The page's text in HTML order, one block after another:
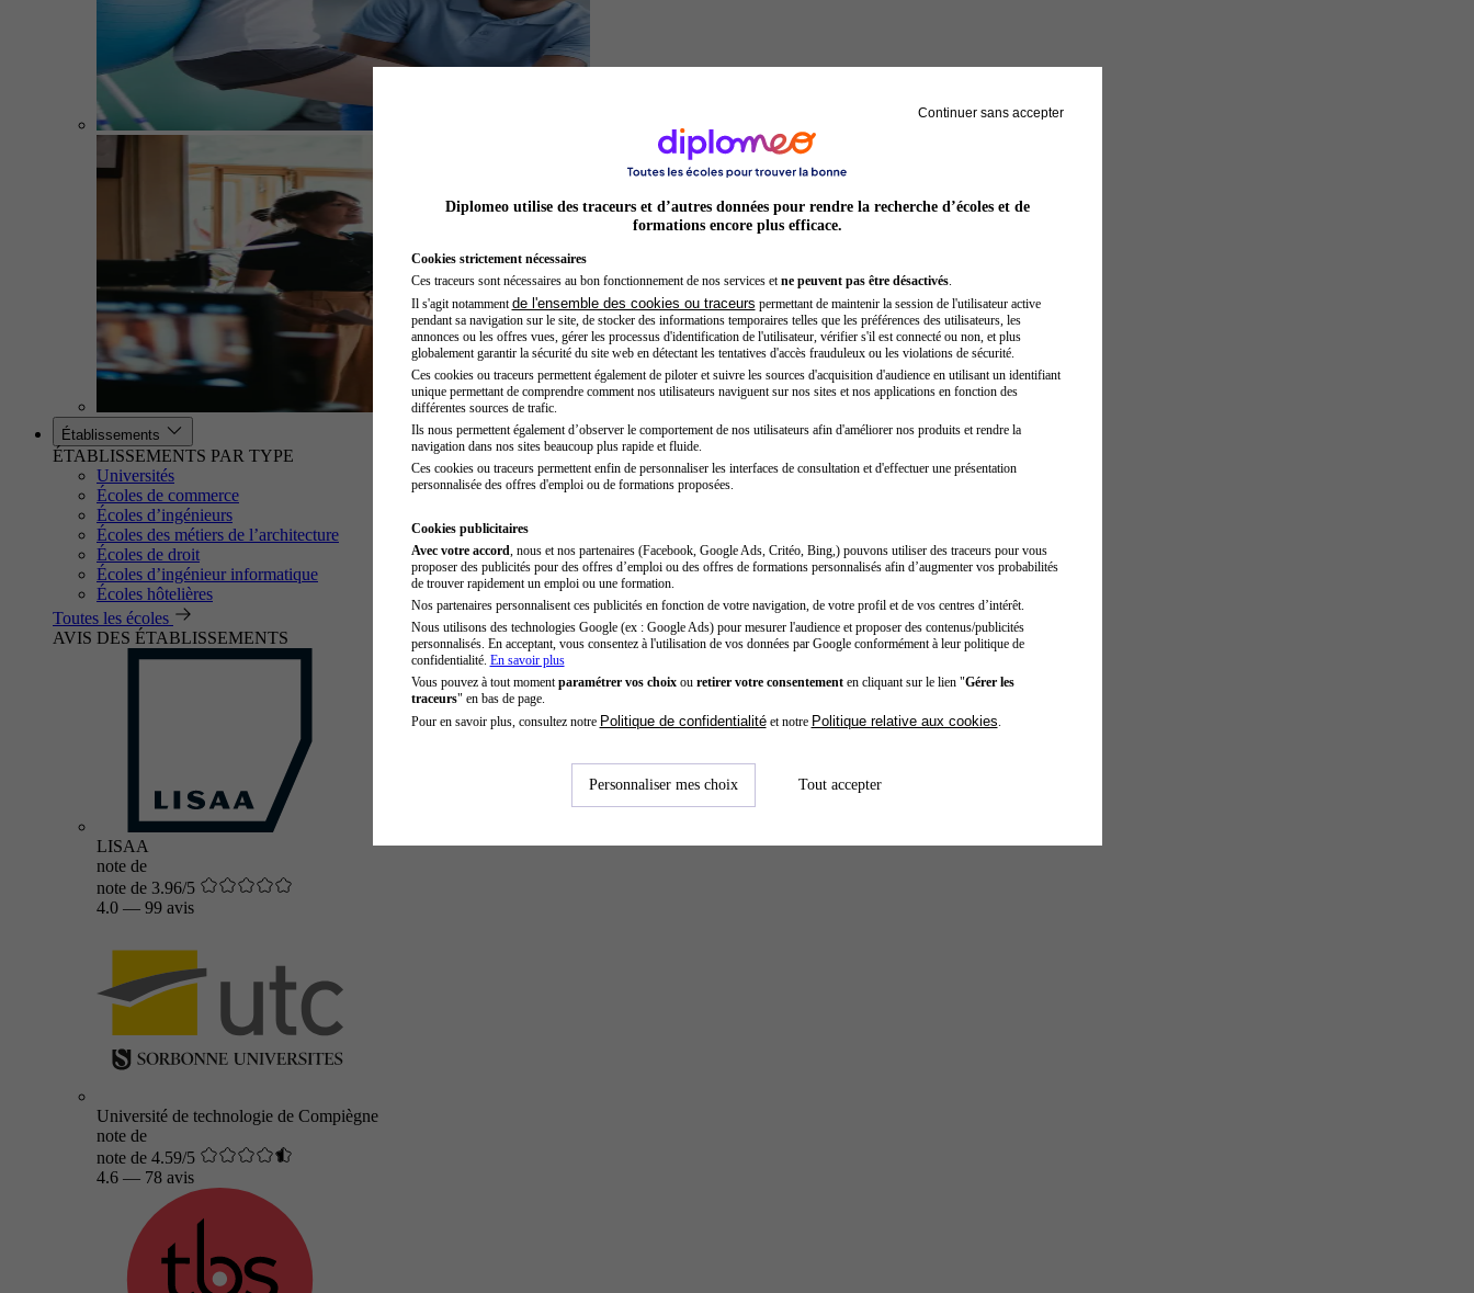
Kinésithérapeute sportif
Établissements
ÉTABLISSEMENTS PAR TYPE
Universités
Écoles de commerce
Écoles d’ingénieurs
Écoles des métiers de l’architecture
Écoles de droit
Écoles d’ingénieur informatique
Écoles hôtelières
Toutes les écoles
AVIS DES ÉTABLISSEMENTS
LISAA
note de
note de 3.96/5
4.0 — 99 avis
Université de technologie de Compiègne
note de
note de 4.59/5
4.6 — 78 avis
Continuer sans accepter
Diplomeo utilise des traceurs et d’autres données pour rendre la recherche d’écoles et de
formations encore plus efficace.
Cookies strictement nécessaires
Ces traceurs sont nécessaires au bon fonctionnement de nos services et ne peuvent pas être désactivés.
Il s'agit notamment de l'ensemble des cookies ou traceurs permettant de maintenir la session de l'utilisateur active
pendant sa navigation sur le site, de stocker des informations temporaires telles que les préférences des utilisateurs, les
annonces ou les offres vues, gérer les processus d'identification de l'utilisateur, vérifier s'il est connecté ou non, et plus
globalement garantir la sécurité du site web en détectant les tentatives d'accès frauduleux ou les violations de sécurité.
Ces cookies ou traceurs permettent également de piloter et suivre les sources d'acquisition d'audience en utilisant un identifiant
unique permettant de comprendre comment nos utilisateurs naviguent sur nos sites et nos applications en fonction des
différentes sources de trafic.
Ils nous permettent également d’observer le comportement de nos utilisateurs afin d'améliorer nos produits et rendre la
navigation dans nos sites beaucoup plus rapide et fluide.
Ces cookies ou traceurs permettent enfin de personnaliser les interfaces de consultation et d'effectuer une présentation
personnalisée des offres d'emploi ou de formations proposées.
Cookies publicitaires
Avec votre accord , nous et nos partenaires (Facebook, Google Ads, Critéo, Bing,) pouvons utiliser des traceurs pour vous
proposer des publicités pour des offres d’emploi ou des offres de formations personnalisés afin d’augmenter vos probabilités
de trouver rapidement un emploi ou une formation.
Nos partenaires personnalisent ces publicités en fonction de votre navigation, de votre profil et de vos centres d’intérêt.
Nous utilisons des technologies Google (ex : Google Ads) pour mesurer l'audience et proposer des contenus/publicités
personnalisés. En acceptant, vous consentez à l'utilisation de vos données par Google conformément à leur politique de
confidentialité. En savoir plus
Vous pouvez à tout moment paramétrer vos choixou retirer votre consentementen cliquant sur le lien "Gérer les
traceurs" en bas de page.
Pour en savoir plus, consultez notre Politique de confidentialitéet notre Politique relative aux cookies
Personnaliser mes choix Tout accepter